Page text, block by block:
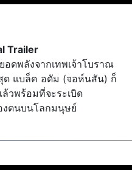
Trailer
อดพลังจากเทพเจ้าโบราณ
ด แบล็ค อดัม (จอห์นสัน) ก็
วพร้อมที่จะระเบิด
งตนบนโลกมนุษย์